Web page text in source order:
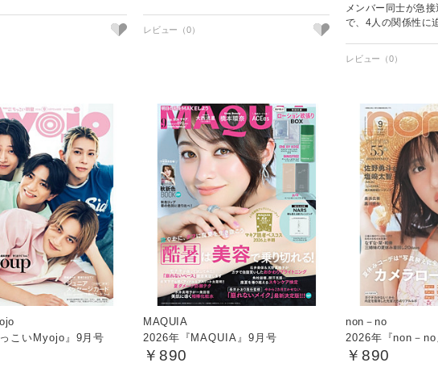
メンバー同士が急
で、4人の関係性に
こいMyojo』9月号
MAQUIA
2026年『MAQUIA』9月号
￥890
non－no
2026年『non－
￥890